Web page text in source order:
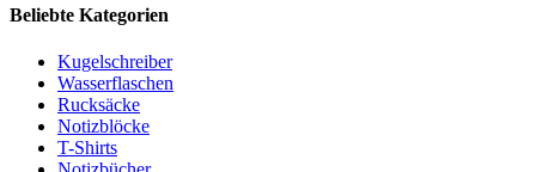
Beliebte Kategorien
Kugelschreiber
Wasserflaschen
Rucksäcke
Notizblöcke
T-Shirts